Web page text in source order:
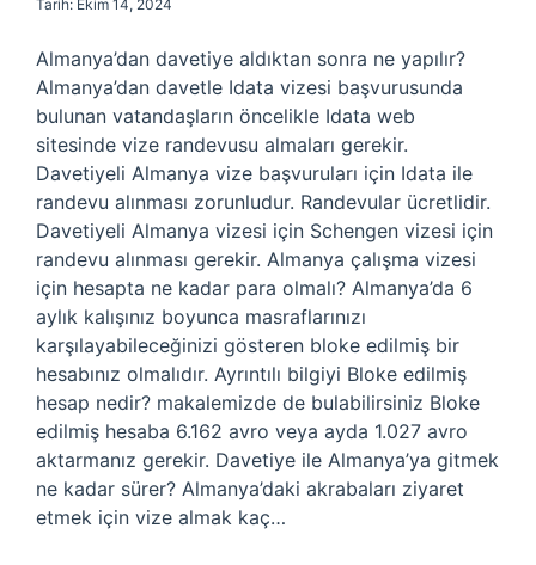
Tarih: Ekim 14, 2024
Almanya’dan davetiye aldıktan sonra ne yapılır?
Almanya’dan davetle Idata vizesi başvurusunda
bulunan vatandaşların öncelikle Idata web
sitesinde vize randevusu almaları gerekir.
Davetiyeli Almanya vize başvuruları için Idata ile
randevu alınması zorunludur. Randevular ücretlidir.
Davetiyeli Almanya vizesi için Schengen vizesi için
randevu alınması gerekir. Almanya çalışma vizesi
için hesapta ne kadar para olmalı? Almanya’da 6
aylık kalışınız boyunca masraflarınızı
karşılayabileceğinizi gösteren bloke edilmiş bir
hesabınız olmalıdır. Ayrıntılı bilgiyi Bloke edilmiş
hesap nedir? makalemizde de bulabilirsiniz Bloke
edilmiş hesaba 6.162 avro veya ayda 1.027 avro
aktarmanız gerekir. Davetiye ile Almanya’ya gitmek
ne kadar sürer? Almanya’daki akrabaları ziyaret
etmek için vize almak kaç…